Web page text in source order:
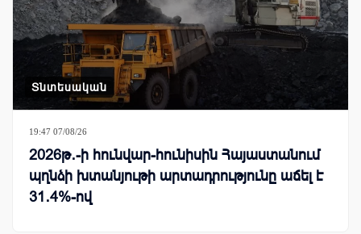
Տնտեսական
19:47 07/08/26
2026թ․-ի հունվար-հունիսին Հայաստանում
պղնձի խտանյութի արտադրությունը աճել է
31․4%-ով